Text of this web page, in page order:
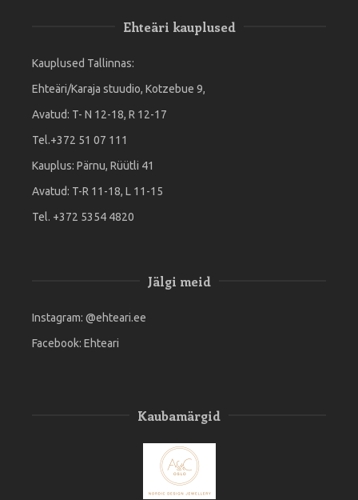
Ehteäri kauplused
Kauplused Tallinnas:
Ehteäri/Karaja stuudio, Kotzebue 9,
Avatud: T- N 12-18, R 12-17
Tel.+372 51 07 111
Kauplus: Pärnu, Rüütli 41
Avatud: T-R 11-18, L 11-15
Tel. +372 5354 4820
Jälgi meid
Instagram: @ehteari.ee
Facebook: Ehteari
Kaubamärgid